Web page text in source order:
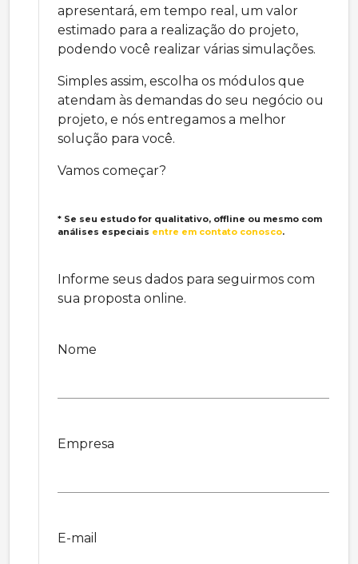
apresentará, em tempo real, um valor
estimado para a realização do projeto,
podendo você realizar várias simulações.
Simples assim, escolha os módulos que
atendam às demandas do seu negócio ou
projeto, e nós entregamos a melhor
solução para você.
Vamos começar?
* Se seu estudo for qualitativo, offline ou mesmo com
análises especiais entre em contato conosco.
Informe seus dados para seguirmos com
sua proposta online.
Nome
Empresa
E-mail